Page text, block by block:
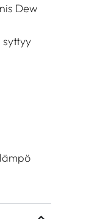
Dew
syttyy